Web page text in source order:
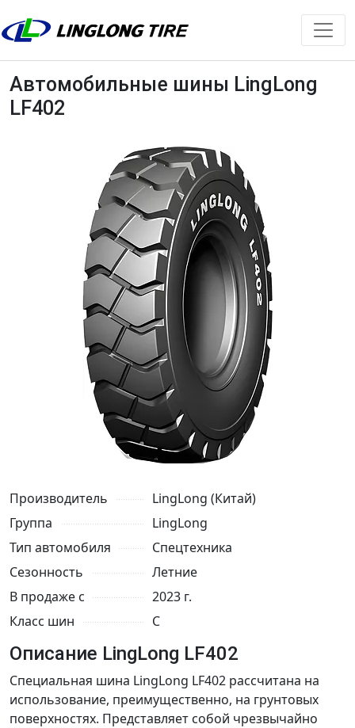
Автомобильные шины LingLong
LF402
Производитель
LingLong (Китай)
Группа
LingLong
Тип автомобиля
Спецтехника
Сезонность
Летние
В продаже с
2023 г.
Класс шин
C
Описание LingLong LF402
Специальная шина LingLong LF402 рассчитана на
использование, преимущественно, на грунтовых
поверхностях. Представляет собой чрезвычайно